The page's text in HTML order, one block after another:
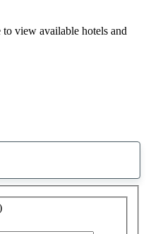
view available hotels and